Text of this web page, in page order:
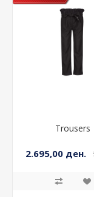
Trousers
2.695,00 ден.